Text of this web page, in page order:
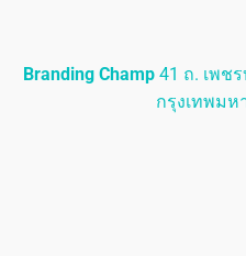
Branding Champ 41 ถ. เพช
กรุงเทพมห